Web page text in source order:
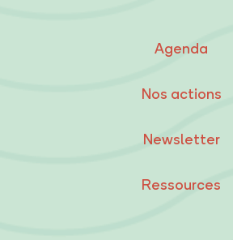
Agenda
Nos actions
Newsletter
Ressources